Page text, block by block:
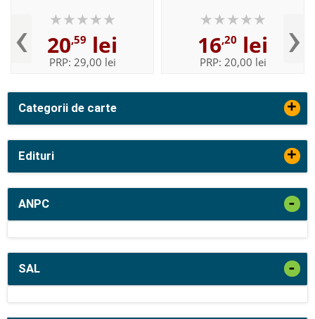
Categorii de carte +
Edituri +
ANPC -
SAL -
‹ 20,59 lei
PRP: 29,00 lei
16,20 lei
PRP: 20,00 lei ›